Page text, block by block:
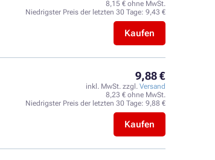
8,15 € ohne MwSt.
Niedrigster Preis der letzten 30 Tage: 9,43 €
Kaufen
9,88 €
inkl. MwSt. zzgl. Versand
8,23 € ohne MwSt.
Niedrigster Preis der letzten 30 Tage: 9,88 €
Kaufen